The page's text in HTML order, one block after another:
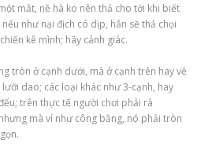
mắt, nề hà ko nên thả cho tới khi biết
nếu như nại địch có dịp, hắn sẽ thả chọi
chiến kê mình; hãy cảnh giác.
tròn ở cạnh dưới, mà ở cạnh trên hay về
lưỡi dao; các loại khác như 3-cạnh, hay
trên thực tế người chơi phải rà
nhưng mà ví như công bằng, nó phải tròn